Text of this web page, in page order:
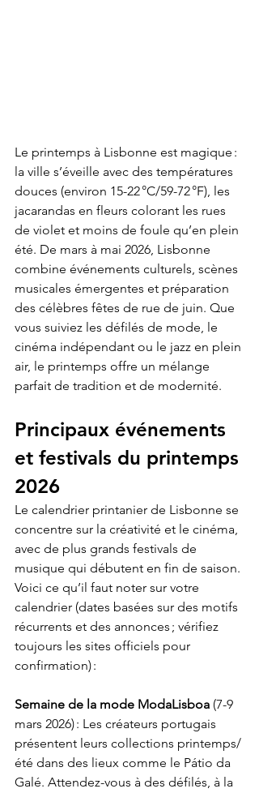
Le printemps à Lisbonne est magique :
la ville s’éveille avec des températures
douces (environ 15-22 °C/59-72 °F), les
jacarandas en fleurs colorant les rues
de violet et moins de foule qu’en plein
été. De mars à mai 2026, Lisbonne
combine événements culturels, scènes
musicales émergentes et préparation
des célèbres fêtes de rue de juin. Que
vous suiviez les défilés de mode, le
cinéma indépendant ou le jazz en plein
air, le printemps offre un mélange
parfait de tradition et de modernité.
Principaux événements
et festivals du printemps
2026
Le calendrier printanier de Lisbonne se
concentre sur la créativité et le cinéma,
avec de plus grands festivals de
musique qui débutent en fin de saison.
Voici ce qu’il faut noter sur votre
calendrier (dates basées sur des motifs
récurrents et des annonces ; vérifiez
toujours les sites officiels pour
confirmation) :
Semaine de la mode ModaLisboa (7-9
mars 2026) : Les créateurs portugais
présentent leurs collections printemps/
été dans des lieux comme le Pátio da
Galé. Attendez-vous à des défilés, à la